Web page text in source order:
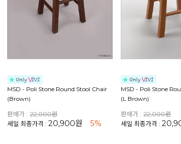
MSD - Poli Stone Round Stool Chair
(Brown)
판매가 : 22,000원
세일 최종가격 :20,900원 5%
MSD - Poli Stone
(L Brown)
판매가 : 22,000원
세일 최종가격 :